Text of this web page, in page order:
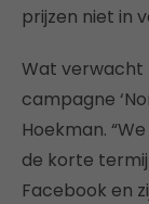
prijzen niet in
Wat verwacht
campagne
Hoekman.
de korte
Facebook en